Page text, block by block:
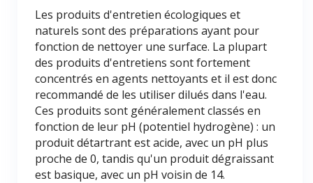
Les produits d'entretien écologiques et
naturels sont des préparations ayant pour
fonction de nettoyer une surface. La plupart
des produits d'entretiens sont fortement
concentrés en agents nettoyants et il est donc
recommandé de les utiliser dilués dans l'eau.
Ces produits sont généralement classés en
fonction de leur pH (potentiel hydrogène) : un
produit détartrant est acide, avec un pH plus
proche de 0, tandis qu'un produit dégraissant
est basique, avec un pH voisin de 14.